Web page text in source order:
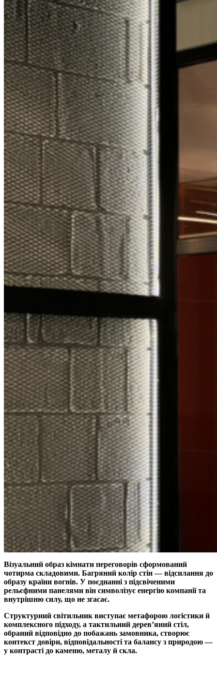
Візуальний образ кімнати переговорів сформований
чотирма складовими. Багряний колір стін — відсилання до
образу країни вогнів. У поєднанні з підсвіченими
рельєфними панелями він символізує енергію компанії та
внутрішню силу, що не згасає.
Структурний світильник виступає метафорою логістики й
комплексного підходу, а тактильний дерев’яний стіл,
обраний відповідно до побажань замовника, створює
контекст довіри, відповідальності та балансу з природою —
у контрасті до каменю, металу й скла.